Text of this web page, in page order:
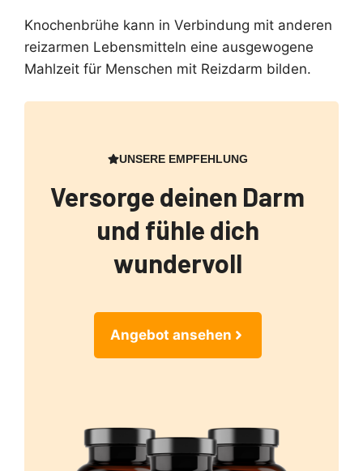
Knochenbrühe kann in Verbindung mit anderen
reizarmen Lebensmitteln eine ausgewogene
Mahlzeit für Menschen mit Reizdarm bilden.
UNSERE EMPFEHLUNG
Versorge deinen Darm
und fühle dich
wundervoll
Angebot ansehen